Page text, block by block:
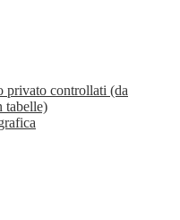
privato controllati (da
tabelle)